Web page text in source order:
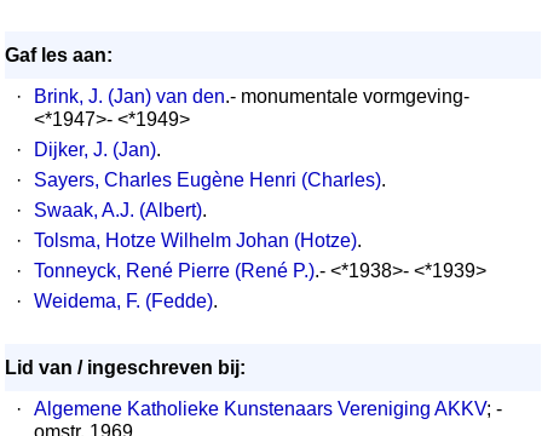
Gaf les aan:
·
Brink, J. (Jan) van den.- monumentale vormgeving-
<*1947>- <*1949>
·
Dijker, J. (Jan).
·
Sayers, Charles Eugène Henri (Charles).
·
Swaak, A.J. (Albert).
·
Tolsma, Hotze Wilhelm Johan (Hotze).
·
Tonneyck, René Pierre (René P.).- <*1938>- <*1939>
·
Weidema, F. (Fedde).
Lid van / ingeschreven bij:
·
Algemene Katholieke Kunstenaars Vereniging AKKV; -
omstr. 1969